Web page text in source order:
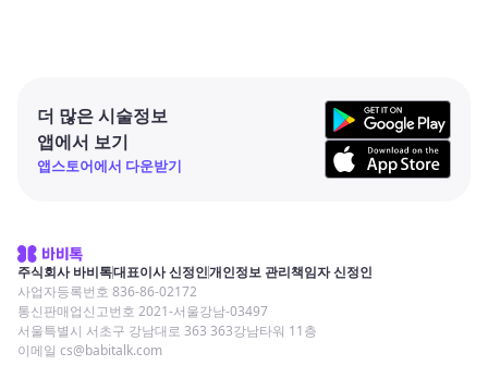
더 많은 시술정보
앱에서 보기
앱스토어에서 다운받기
주식회사 바비톡대표이사 신정인개인정보 관리책임자 신정인
사업자등록번호 836-86-02172
통신판매업신고번호 2021-서울강남-03497
서울특별시 서초구 강남대로 363 363강남타워 11층
이메일 cs@babitalk.com